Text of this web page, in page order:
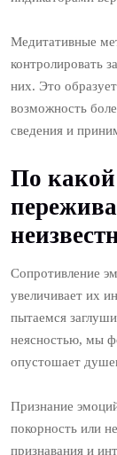
Медитативные
контролировать
них. Это
возможность
сведения и
По
Сопротивление
увеличивает их
пытаемся
неясностью, мы
опустошает
Признание
покорность или
признавания и